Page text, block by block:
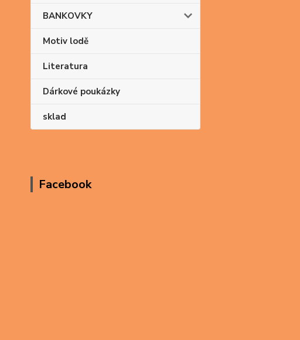
BANKOVKY
Motiv lodě
Literatura
Dárkové poukázky
sklad
Facebook